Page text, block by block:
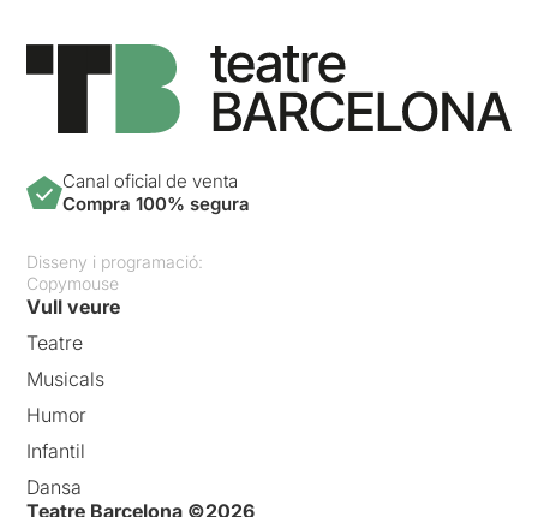
Canal oficial de venta
Compra 100% segura
Disseny i programació:
Copymouse
Vull veure
Teatre
Musicals
Humor
Infantil
Dansa
Teatre Barcelona ©2026